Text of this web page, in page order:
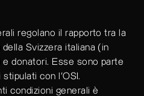
regolano il rapporto tra la
della Svizzera italiana (in
donatori. Esse sono parte
con l’OSI.
condizioni generali è